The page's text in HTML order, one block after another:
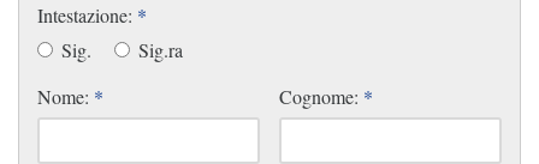
Intestazione: *
Sig.
Sig.ra
Nome: * Cognome: *